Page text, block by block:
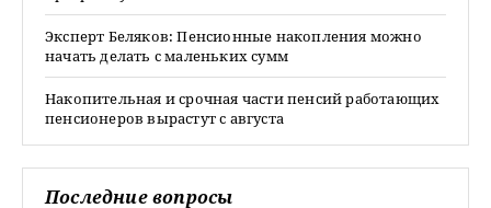
Эксперт Беляков: Пенсионные накопления можно
начать делать с маленьких сумм
Накопительная и срочная части пенсий работающих
пенсионеров вырастут с августа
Последние вопросы